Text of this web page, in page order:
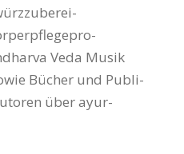
Veda Musik
Bücher und Publi­
über ayur­